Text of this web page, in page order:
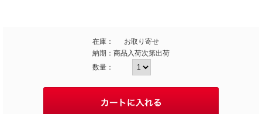
在庫：
お取り寄せ
納期： 商品入荷次第出荷
数量：